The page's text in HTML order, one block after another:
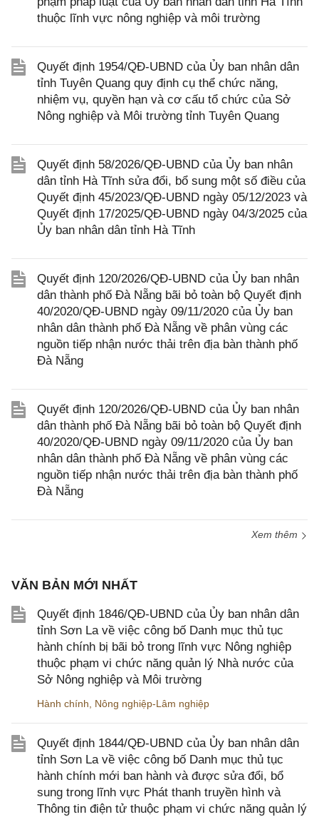
thuộc lĩnh vực nông nghiệp và môi trường
Quyết định 1954/QĐ-UBND của Ủy ban nhân dân
tỉnh Tuyên Quang quy định cụ thể chức năng,
nhiệm vụ, quyền hạn và cơ cấu tổ chức của Sở
Nông nghiệp và Môi trường tỉnh Tuyên Quang
Quyết định 58/2026/QĐ-UBND của Ủy ban nhân
dân tỉnh Hà Tĩnh sửa đổi, bổ sung một số điều của
Quyết định 45/2023/QĐ-UBND ngày 05/12/2023 và
Quyết định 17/2025/QĐ-UBND ngày 04/3/2025 của
Ủy ban nhân dân tỉnh Hà Tĩnh
Quyết định 120/2026/QĐ-UBND của Ủy ban nhân
dân thành phố Đà Nẵng bãi bỏ toàn bộ Quyết định
40/2020/QĐ-UBND ngày 09/11/2020 của Ủy ban
nhân dân thành phố Đà Nẵng về phân vùng các
nguồn tiếp nhận nước thải trên địa bàn thành phố
Đà Nẵng
Quyết định 120/2026/QĐ-UBND của Ủy ban nhân
dân thành phố Đà Nẵng bãi bỏ toàn bộ Quyết định
40/2020/QĐ-UBND ngày 09/11/2020 của Ủy ban
nhân dân thành phố Đà Nẵng về phân vùng các
nguồn tiếp nhận nước thải trên địa bàn thành phố
Đà Nẵng
Xem thêm
VĂN BẢN MỚI NHẤT
Quyết định 1846/QĐ-UBND của Ủy ban nhân dân
tỉnh Sơn La về việc công bố Danh mục thủ tục
hành chính bị bãi bỏ trong lĩnh vực Nông nghiệp
thuộc phạm vi chức năng quản lý Nhà nước của
Sở Nông nghiệp và Môi trường
Hành chính, Nông nghiệp-Lâm nghiệp
Quyết định 1844/QĐ-UBND của Ủy ban nhân dân
tỉnh Sơn La về việc công bố Danh mục thủ tục
hành chính mới ban hành và được sửa đổi, bổ
sung trong lĩnh vực Phát thanh truyền hình và
Thông tin điện tử thuộc phạm vi chức năng quản lý